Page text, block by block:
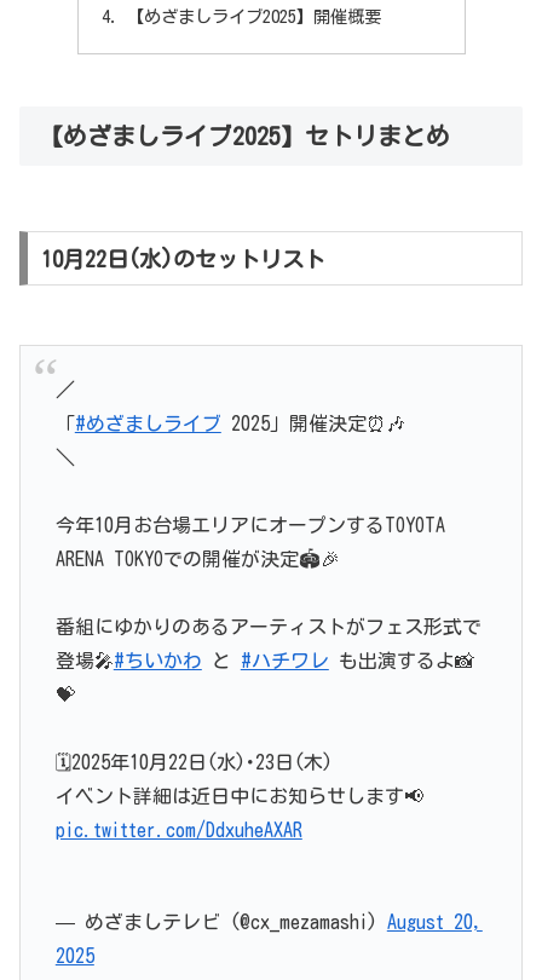
【めざましライブ2025】開催概要
【めざましライブ2025】セトリまとめ
10月22日(水)のセットリスト
／
「#めざましライブ 2025」開催決定⏰🎶
＼
今年10月お台場エリアにオープンするTOYOTA
ARENA TOKYOでの開催が決定🏟️🎉
番組にゆかりのあるアーティストがフェス形式で
登場🎤#ちいかわ と #ハチワレ も出演するよ📸
💝
🗓️2025年10月22日(水)･23日(木)
イベント詳細は近日中にお知らせします📢
pic.twitter.com/DdxuheAXAR
— めざましテレビ (@cx_mezamashi) August 20,
2025